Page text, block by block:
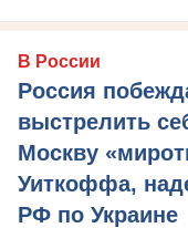
В России
Россия
выстрелить
Москву
Уиткоффа,
РФ по Украине